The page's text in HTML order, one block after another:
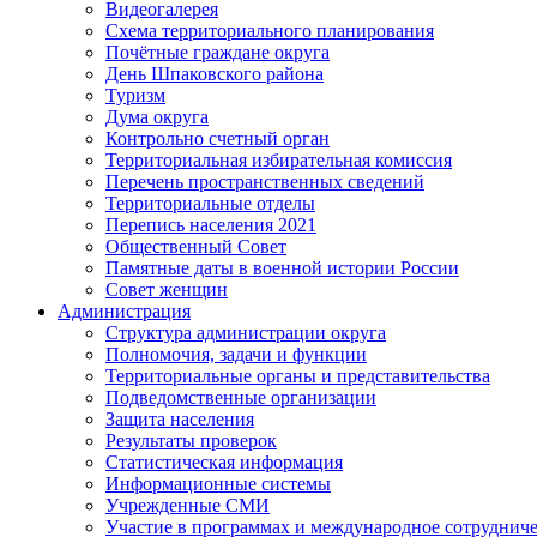
Видеогалерея
Схема территориального планирования
Почётные граждане округа
День Шпаковского района
Туризм
Дума округа
Контрольно счетный орган
Территориальная избирательная комиссия
Перечень пространственных сведений
Территориальные отделы
Перепись населения 2021
Общественный Совет
Памятные даты в военной истории России
Совет женщин
Администрация
Структура администрации округа
Полномочия, задачи и функции
Территориальные органы и представительства
Подведомственные организации
Защита населения
Результаты проверок
Статистическая информация
Информационные системы
Учрежденные СМИ
Участие в программах и международное